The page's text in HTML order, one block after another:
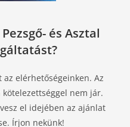
és Asztal
elérhetőségeinken. Az
nem jár.
el idejében az ajánlat
Írjon nekünk!